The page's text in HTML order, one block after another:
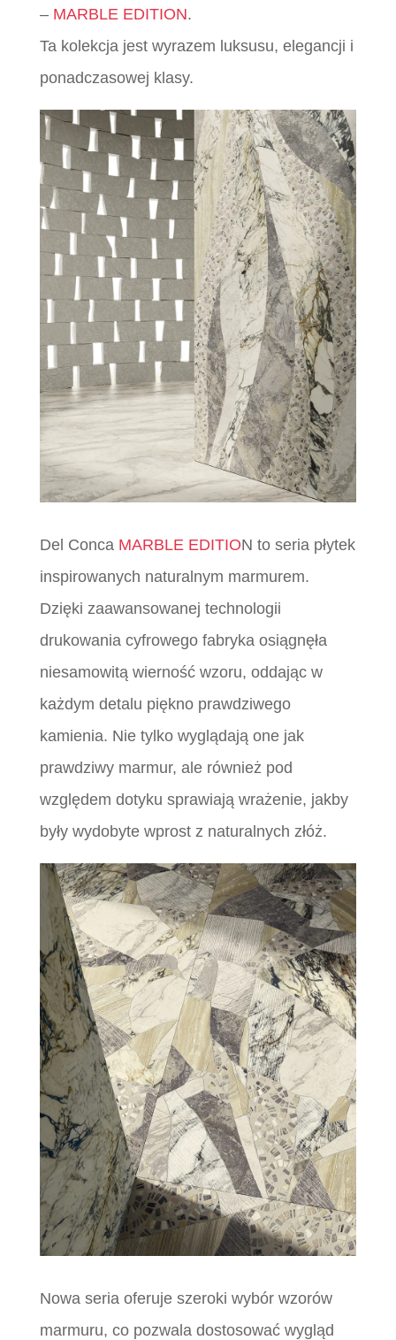
–MARBLE EDITION.
Ta kolekcja jest wyrazem luksusu, elegancji i
ponadczasowej klasy.
Del Conca MARBLE EDITION to seria płytek
inspirowanych naturalnym marmurem.
Dzięki zaawansowanej technologii
drukowania cyfrowego fabryka osiągnęła
niesamowitą wierność wzoru, oddając w
każdym detalu piękno prawdziwego
kamienia. Nie tylko wyglądają one jak
prawdziwy marmur, ale również pod
względem dotyku sprawiają wrażenie, jakby
były wydobyte wprost z naturalnych złóż.
Nowa seria oferuje szeroki wybór wzorów
marmuru, co pozwala dostosować wygląd